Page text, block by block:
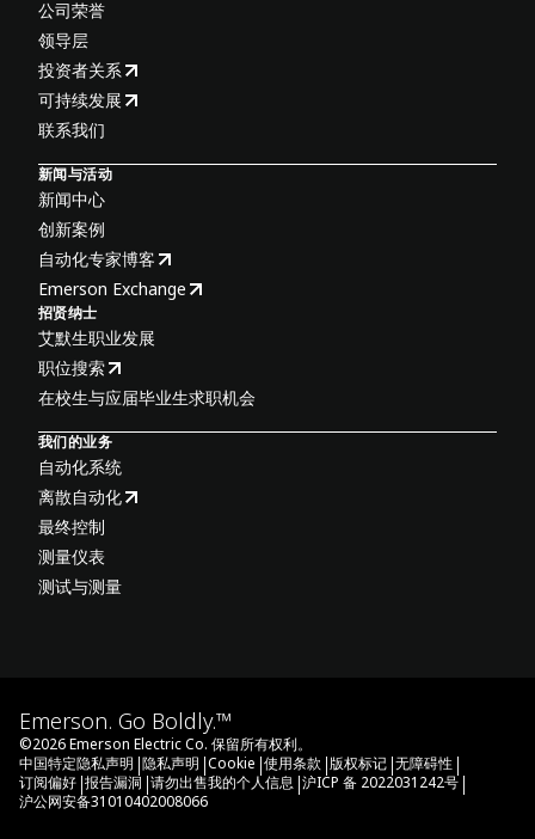
公司荣誉
领导层
投资者关系
可持续发展
联系我们
新闻与活动
新闻中心
创新案例
自动化专家博客
Emerson Exchange
招贤纳士
艾默生职业发展
职位搜索
在校生与应届毕业生求职机会
我们的业务
自动化系统
离散自动化
最终控制
测量仪表
测试与测量
Emerson. Go Boldly.™
©2026Emerson Electric Co. 保留所有权利。
中国特定隐私声明 |隐私声明 |Cookie |使用条款 |版权标记 |无障碍性 |
订阅偏好 |报告漏洞 |请勿出售我的个人信息 |沪ICP 备 2022031242号 |
沪公网安备31010402008066